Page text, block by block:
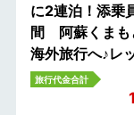
に2連泊！添乗
間 阿蘇くまも
海外旅行へ♪レ
旅行代金合計